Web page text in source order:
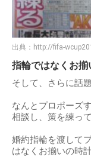
出典： http://fifa-
指輪ではなくお揃
そして、さらに話
なんとプロポーズ
相談し、策を練っ
婚約指輪を渡して
はなくお揃いの時